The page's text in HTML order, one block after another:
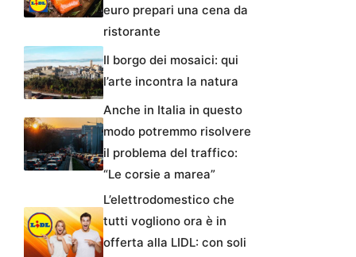
euro prepari una cena da
ristorante
Il borgo dei mosaici: qui
l’arte incontra la natura
Anche in Italia in questo
modo potremmo risolvere
il problema del traffico:
“Le corsie a marea”
L’elettrodomestico che
tutti vogliono ora è in
offerta alla LIDL: con soli